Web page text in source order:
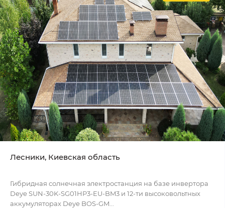
Лесники, Киевская область
Гибридная солнечная электростанция на базе инвертора
Deye SUN-30K-SG01HP3-EU-BM3 и 12-ти высоковольтных
аккумуляторах Deye BOS-GM...